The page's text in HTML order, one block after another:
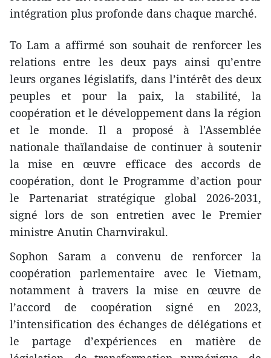
intégration plus profonde dans chaque marché.
To Lam a affirmé son souhait de renforcer les
relations entre les deux pays ainsi qu’entre
leurs organes législatifs, dans l’intérêt des deux
peuples et pour la paix, la stabilité, la
coopération et le développement dans la région
et le monde. Il a proposé à l'Assemblée
nationale thaïlandaise de continuer à soutenir
la mise en œuvre efficace des accords de
coopération, dont le Programme d’action pour
le Partenariat stratégique global 2026-2031,
signé lors de son entretien avec le Premier
ministre Anutin Charnvirakul.
Sophon Saram a convenu de renforcer la
coopérationparlementaire avec le Vietnam,
notamment à travers la mise en œuvre de
l’accord de coopération signé en 2023,
l’intensification des échanges de délégations et
le partage d’expériences en matière de